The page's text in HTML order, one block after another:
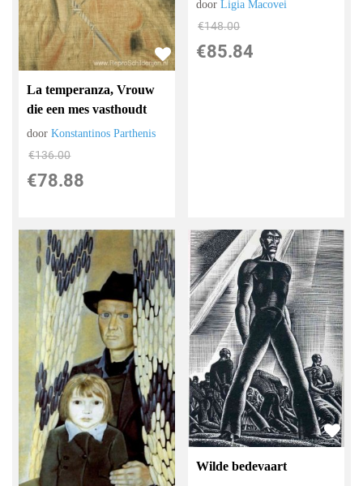
La temperanza, Vrouw
die een mes vasthoudt
doorKonstantinos Parthenis
€136.00
€78.88
doorLigia Macovei
€148.00
€85.84
Wilde bedevaart